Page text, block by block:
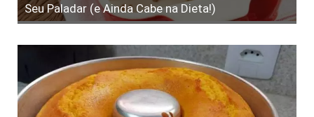
Seu Paladar (e Ainda Cabe na Dieta!)